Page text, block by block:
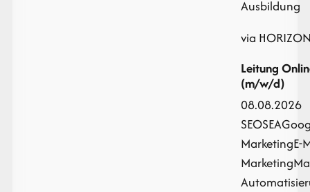
Ausbildung
via
Leitung
(m/w/d)
08.08.2026
SEOSEA
MarketingE-
Marketing